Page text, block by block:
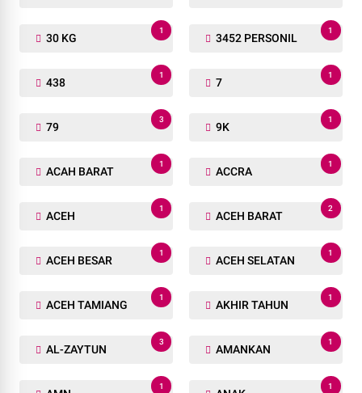
30 KG
1
3452 PERSONIL
1
438
1
7
1
79
3
9K
1
ACAH BARAT
1
ACCRA
1
ACEH
1
ACEH BARAT
2
ACEH BESAR
1
ACEH SELATAN
1
ACEH TAMIANG
1
AKHIR TAHUN
1
AL-ZAYTUN
3
AMANKAN
1
1 1